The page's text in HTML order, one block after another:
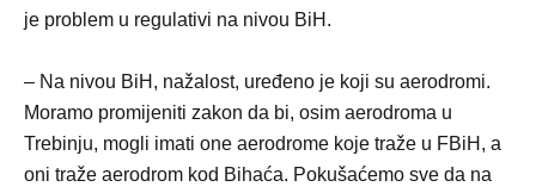
je problem u regulativi na nivou BiH.
– Na nivou BiH, nažalost, uređeno je koji su aerodromi.
Moramo promijeniti zakon da bi, osim aerodroma u
Trebinju, mogli imati one aerodrome koje traže u FBiH, a
oni traže aerodrom kod Bihaća. Pokušaćemo sve da na